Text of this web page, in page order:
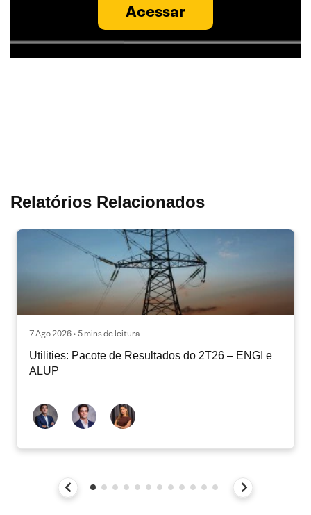
Acessar
Relatórios Relacionados
7 Ago 2026 • 5 mins de leitura
Utilities: Pacote de Resultados do 2T26 – ENGI e
ALUP